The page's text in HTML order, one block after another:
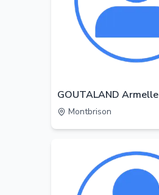
GOUTALAND Armelle
Montbrison